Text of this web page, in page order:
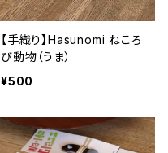
【手織り】Hasunomi ねころ
び動物（うま）
¥500